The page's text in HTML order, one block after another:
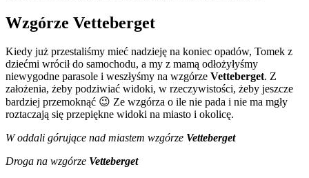
Wzgórze Vetteberget
Kiedy już przestaliśmy mieć nadzieję na koniec opadów, Tomek z
dziećmi wrócił do samochodu, a my z mamą odłożyłyśmy
niewygodne parasole i weszłyśmy na wzgórze Vetteberget. Z
założenia, żeby podziwiać widoki, w rzeczywistości, żeby jeszcze
bardziej przemoknąć 😉 Ze wzgórza o ile nie pada i nie ma mgły
roztaczają się przepiękne widoki na miasto i okolicę.
W oddali górujące nad miastem wzgórze Vetteberget
Droga na wzgórze Vetteberget